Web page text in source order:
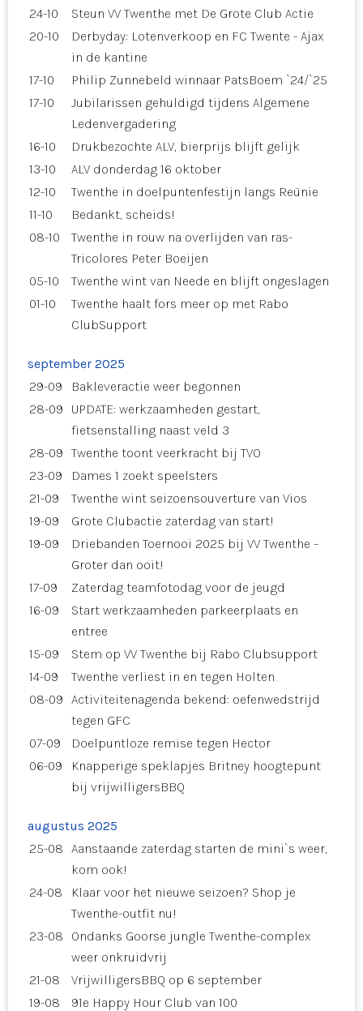
24-10
Steun VV Twenthe met De Grote Club Actie
20-10
Derbyday: Lotenverkoop en FC Twente - Ajax
in de kantine
17-10
Philip Zunnebeld winnaar PatsBoem `24/`25
17-10
Jubilarissen gehuldigd tijdens Algemene
Ledenvergadering
16-10
Drukbezochte ALV, bierprijs blijft gelijk
13-10
ALV donderdag 16 oktober
12-10
Twenthe in doelpuntenfestijn langs Reünie
11-10
Bedankt, scheids!
08-10
Twenthe in rouw na overlijden van ras-
Tricolores Peter Boeijen
05-10
Twenthe wint van Neede en blijft ongeslagen
01-10
Twenthe haalt fors meer op met Rabo
ClubSupport
september 2025
29-09
Bakleveractie weer begonnen
28-09
UPDATE: werkzaamheden gestart,
fietsenstalling naast veld 3
28-09 Twenthe toont veerkracht bij TVO
23-09
Dames 1 zoekt speelsters
21-09
Twenthe wint seizoensouverture van Vios
19-09
Grote Clubactie zaterdag van start!
19-09
Driebanden Toernooi 2025 bij VV Twenthe –
Groter dan ooit!
17-09
Zaterdag teamfotodag voor de jeugd
16-09
Start werkzaamheden parkeerplaats en
entree
15-09
Stem op VV Twenthe bij Rabo Clubsupport
14-09
Twenthe verliest in en tegen Holten
08-09 Activiteitenagenda bekend: oefenwedstrijd
tegen GFC
07-09
Doelpuntloze remise tegen Hector
06-09
Knapperige speklapjes Britney hoogtepunt
bij vrijwilligersBBQ
augustus 2025
25-08 Aanstaande zaterdag starten de mini`s weer,
kom ook!
24-08
Klaar voor het nieuwe seizoen? Shop je
Twenthe-outfit nu!
23-08
Ondanks Goorse jungle Twenthe-complex
weer onkruidvrij
21-08
VrijwilligersBBQ op 6 september
19-08
91e Happy Hour Club van 100